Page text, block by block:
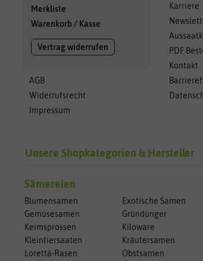
Merkliste
Warenkorb / Kasse
Vertrag widerrufen
AGB
Widerrufsrecht
Impressum
Karriere
PDF
Kontakt
Unsere Shopkategorien & Hersteller
Sämereien
Blumensamen
Exotische Samen
Gemüsesamen
Gründünger
Keimsprossen
Kiloware
Kleintiersaaten
Kräutersamen
Loretta-Rasen
Obstsamen